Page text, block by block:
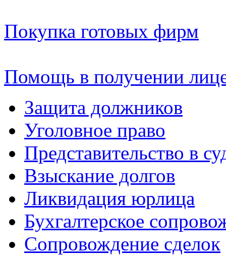
Покупка готовых фирм
Помощь в получении
Защита должников
Уголовное право
Представительство в
Взыскание долгов
Ликвидация юрлица
Бухгалтерское
Сопровождение сделок